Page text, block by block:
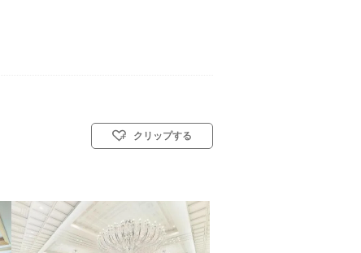
ト教式)／人前式／仏前式
クリップする